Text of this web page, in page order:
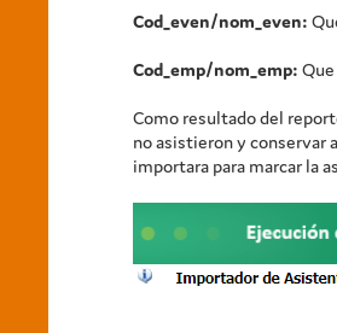
Cod_even/nom_even:
Cod_emp/nom_emp:
Como resultado del
no asistieron y conservar
importara para marcar la